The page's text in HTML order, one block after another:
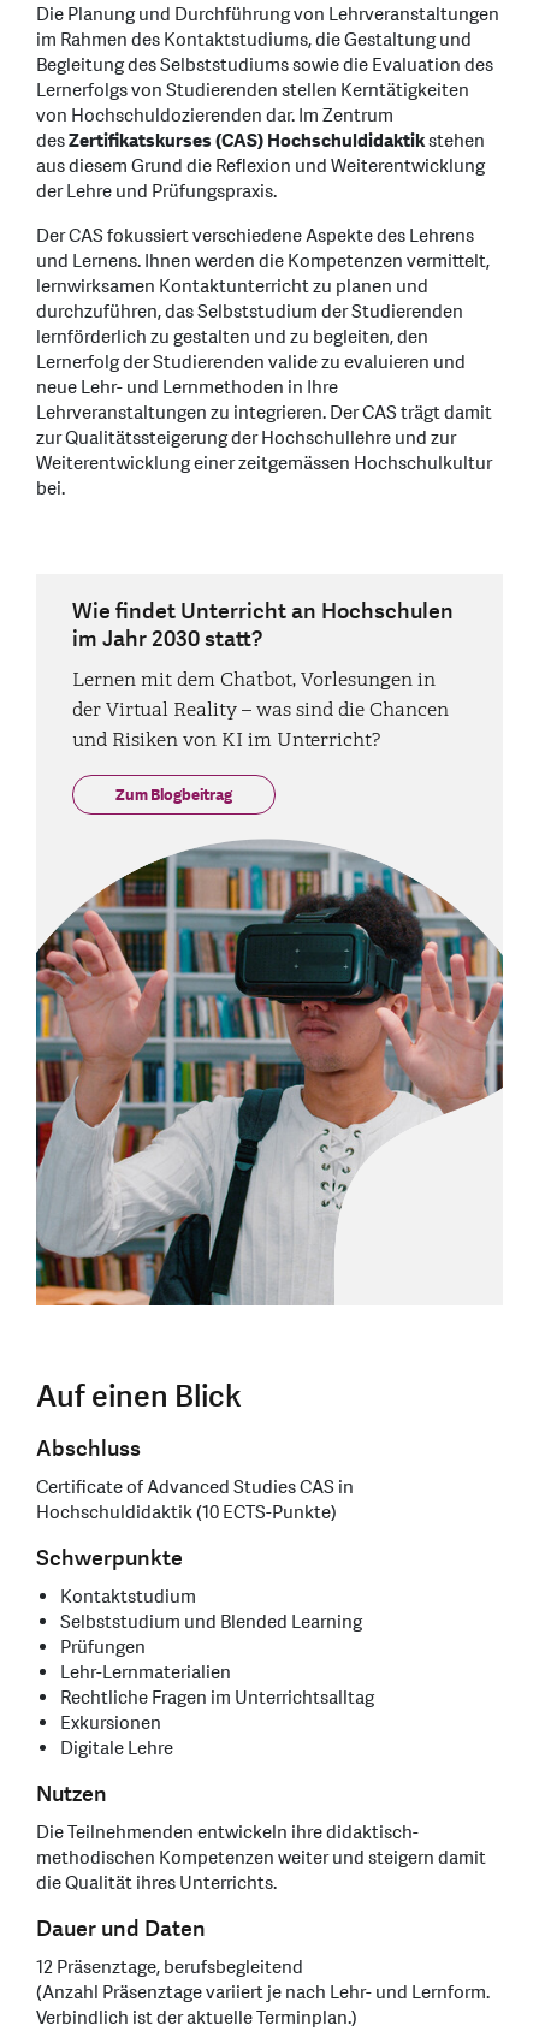
Die Planung und Durchführung von Lehrveranstaltungen
im Rahmen des Kontaktstudiums, die Gestaltung und
Begleitung des Selbststudiums sowie die Evaluation des
Lernerfolgs von Studierenden stellen Kerntätigkeiten
von Hochschuldozierenden dar. Im Zentrum
desZertifikatskurses (CAS) Hochschuldidaktikstehen
aus diesem Grund die Reflexion und Weiterentwicklung
der Lehre und Prüfungspraxis.
Der CAS fokussiert verschiedene Aspekte des Lehrens
und Lernens. Ihnen werden die Kompetenzen vermittelt,
lernwirksamen Kontaktunterricht zu planen und
durchzuführen, das Selbststudium der Studierenden
lernförderlich zu gestalten und zu begleiten, den
Lernerfolg der Studierenden valide zu evaluieren und
neue Lehr- und Lernmethoden in Ihre
Lehrveranstaltungen zu integrieren. Der CAS trägt damit
zur Qualitätssteigerung der Hochschullehre und zur
Weiterentwicklung einer zeitgemässen Hochschulkultur
bei.
Wie findet Unterricht an Hochschulen
im Jahr 2030 statt?
Lernen mit dem Chatbot, Vorlesungen in
der Virtual Reality – was sind die Chancen
und Risiken von KI im Unterricht?
Zum Blogbeitrag
Auf einen Blick
Abschluss
Certificate of Advanced Studies CAS in
Hochschuldidaktik (10 ECTS-Punkte)
Schwerpunkte
Kontaktstudium
Selbststudium und Blended Learning
Prüfungen
Lehr-Lernmaterialien
Rechtliche Fragen im Unterrichtsalltag
Exkursionen
Digitale Lehre
Nutzen
Die Teilnehmenden entwickeln ihre didaktisch-
methodischen Kompetenzen weiter und steigern damit
die Qualität ihres Unterrichts.
Dauer und Daten
12 Präsenztage, berufsbegleitend
(Anzahl Präsenztage variiert je nach Lehr- und Lernform.
Verbindlich ist der aktuelle Terminplan.)